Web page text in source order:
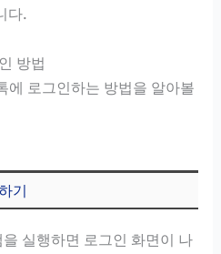
다.
방법
에 로그인하는 방법을 알아볼
기
실행하면 로그인 화면이 나